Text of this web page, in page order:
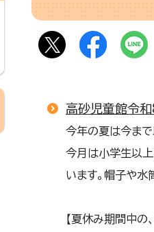
高砂児童館令
今年の夏は今ま
今月は小学生以上
います。帽子や水
【夏休み期間中の